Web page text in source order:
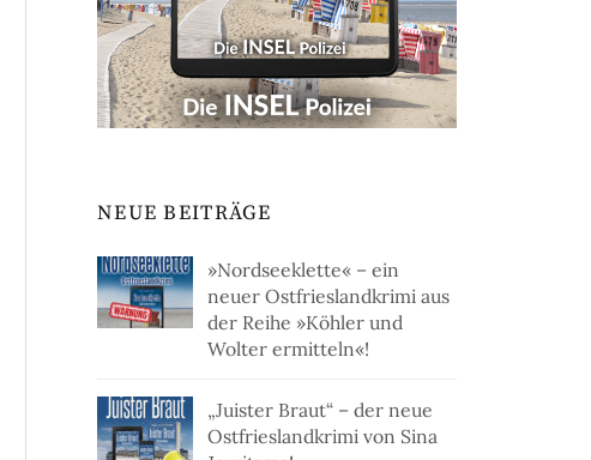
NEUE BEITRÄGE
»Nordseeklette« – ein
neuer Ostfrieslandkrimi aus
der Reihe »Köhler und
Wolter ermitteln«!
„Juister Braut“ – der neue
Ostfrieslandkrimi von Sina